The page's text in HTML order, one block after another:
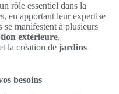
rôle essentiel dans la
en apportant leur expertise
manifestent à plusieurs
extérieure,
la création de jardins
besoins